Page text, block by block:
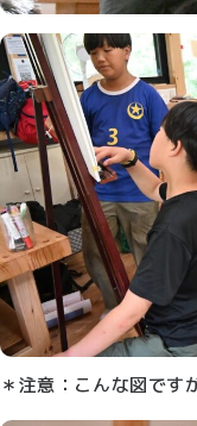
＊注意：こんな図です